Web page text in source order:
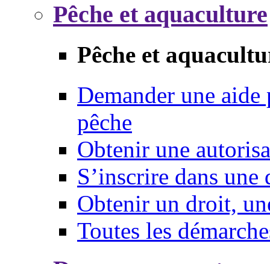
Pêche et aquaculture
Pêche et
Demander une
pêche
Obtenir une
S’inscrire dans une
Obtenir un droit,
Toutes les